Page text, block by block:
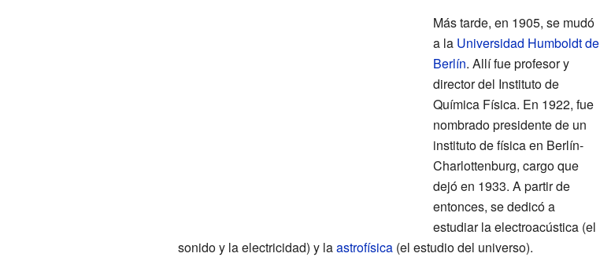
Más tarde, en 1905, se mudó
a la Universidad Humboldt de
Berlín. Allí fue profesor y
director del Instituto de
Química Física. En 1922, fue
nombrado presidente de un
instituto de física en Berlín-
Charlottenburg, cargo que
dejó en 1933. A partir de
entonces, se dedicó a
estudiar la electroacústica (el
sonido y la electricidad) y laastrofísica(el estudio del universo).